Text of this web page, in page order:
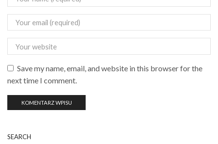
Save my name, email, and website in this browser for the
next time I comment.
SEARCH